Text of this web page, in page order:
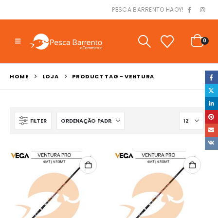
PESCA BARRENTO HAOY!
0
HOME LOJA PRODUCT TAG -VENTURA
FILTER